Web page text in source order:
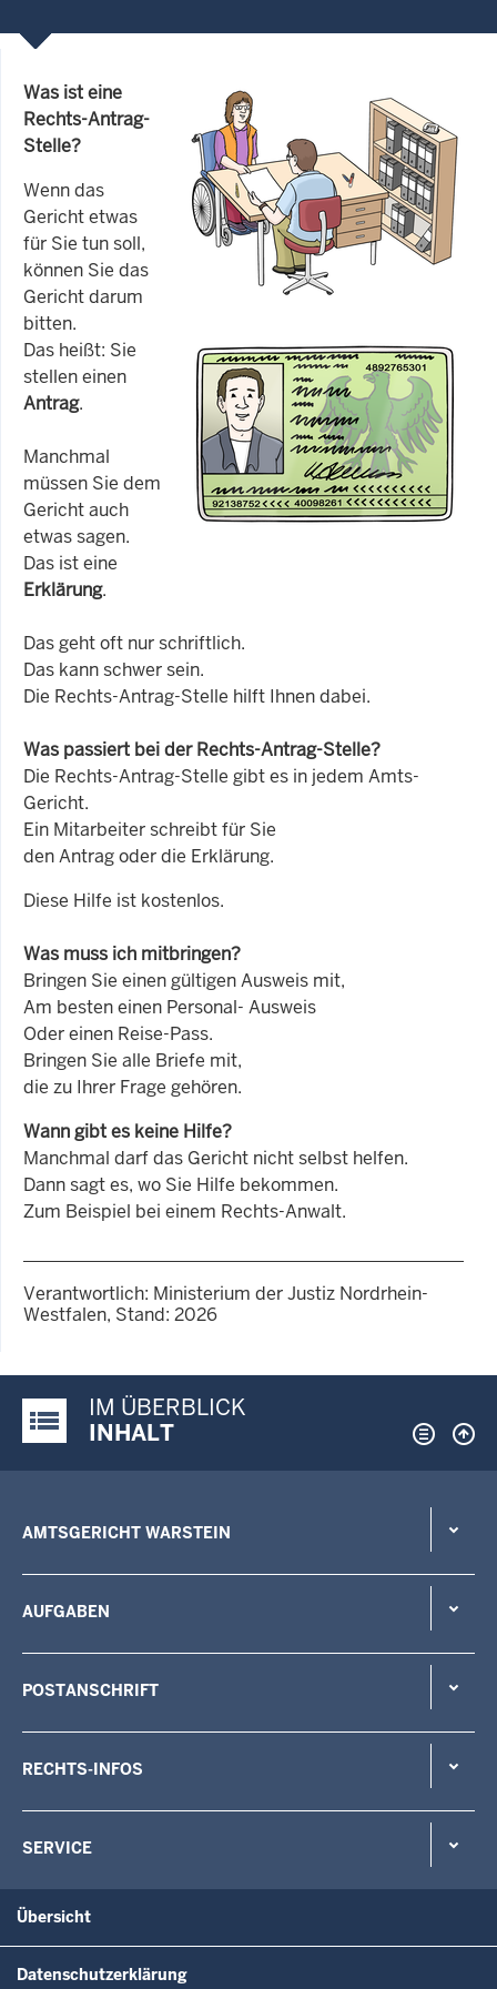
Was ist eine
Rechts-Antrag-
Stelle?
Wenn das
Gericht etwas
für Sie tun soll,
können Sie das
Gericht darum
bitten.
Das heißt: Sie
stellen einen
Antrag.
Manchmal
müssen Sie dem
Gericht auch
etwas sagen.
Das ist eine
Erklärung.
Das geht oft nur schriftlich.
Das kann schwer sein.
Die Rechts-Antrag-Stelle hilft Ihnen dabei.
Was passiert bei der Rechts-Antrag-Stelle?
Die Rechts-Antrag-Stelle gibt es in jedem Amts-
Gericht.
Ein Mitarbeiter schreibt für Sie
den Antrag oder die Erklärung.
Diese Hilfe ist kostenlos.
Was muss ich mitbringen?
Bringen Sie einen gültigen Ausweis mit,
Am besten einen Personal- Ausweis
Oder einen Reise-Pass.
Bringen Sie alle Briefe mit,
die zu Ihrer Frage gehören.
Wann gibt es keine Hilfe?
Manchmal darf das Gericht nicht selbst helfen.
Dann sagt es, wo Sie Hilfe bekommen.
Zum Beispiel bei einem Rechts-Anwalt.
Verantwortlich: Ministerium der Justiz Nordrhein-
Westfalen, Stand: 2026
Justiz-Portal im Überblick:
IM ÜBERBLICK
INHALT
AMTSGERICHT WARSTEIN
AUFGABEN
POSTANSCHRIFT
RECHTS-INFOS
SERVICE
Übersicht
Datenschutzerklärung